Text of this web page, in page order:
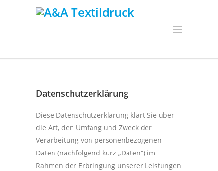
Datenschutzerklärung
Diese Datenschutzerklärung klärt Sie über
die Art, den Umfang und Zweck der
Verarbeitung von personenbezogenen
Daten (nachfolgend kurz „Daten“) im
Rahmen der Erbringung unserer Leistungen